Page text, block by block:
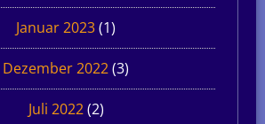
Januar 2023(1)
Dezember 2022(3)
Juli 2022(2)